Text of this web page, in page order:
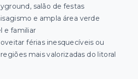
salão de festas
e ampla área verde
e familiar
férias inesquecíveis ou
mais valorizadas do litoral